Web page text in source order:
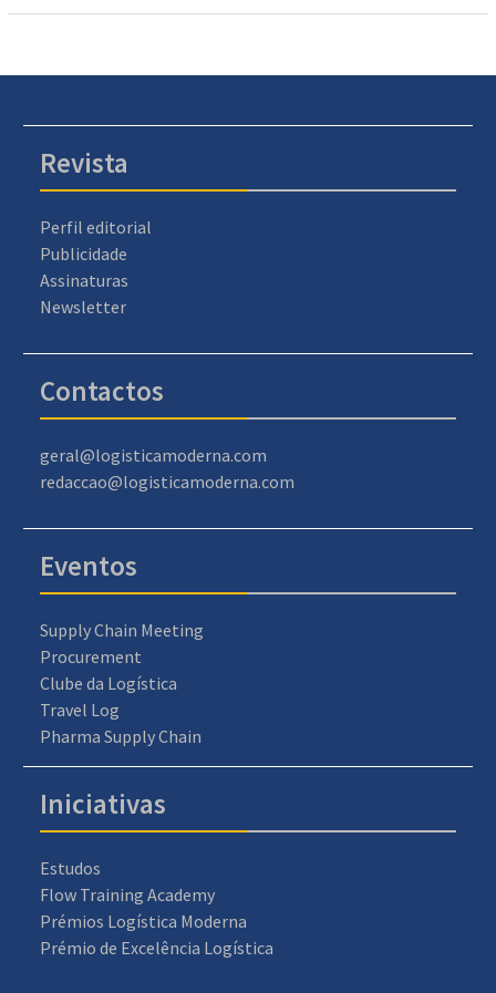
Revista
Perfil editorial
Publicidade
Assinaturas
Newsletter
Contactos
geral@logisticamoderna.com
redaccao@logisticamoderna.com
Eventos
Supply Chain Meeting
Procurement
Clube da Logística
Travel Log
Pharma Supply Chain
Iniciativas
Estudos
Flow Training Academy
Prémios Logística Moderna
Prémio de Excelência Logística